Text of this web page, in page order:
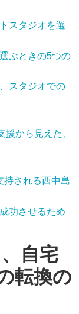
スタジオを選
ぶときの5つの
スタジオでの
から見えた、
持される西中島
功させるため
自宅
転換の